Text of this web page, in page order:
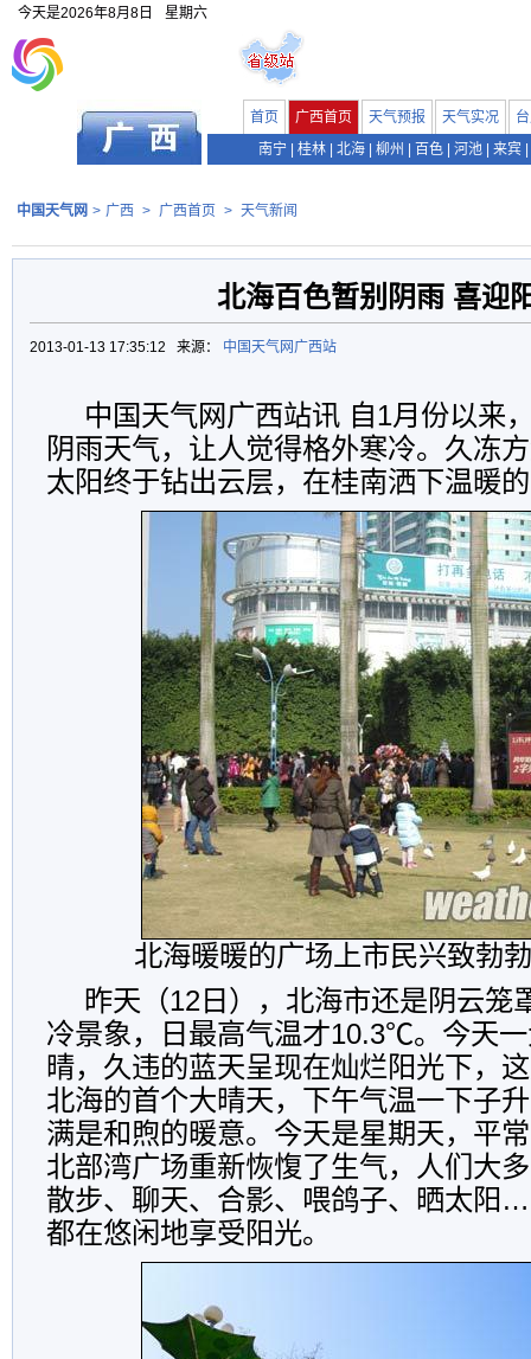
今天是2026年8月8日 星期六
首页 广西首页 天气预报 天气实况
南宁
桂林 北海 柳州 百色 河池 来宾
中国天气网 > 广西 > 广西首页 > 天气新闻
北海百色暂别阴雨 喜迎
2013-01-13 17:35:12 来源： 中国天气网广西站
中国天气网广西站讯 自1月份以来
阴雨天气，让人觉得格外寒冷。久冻
太阳终于钻出云层，在桂南洒下温暖
北海暖暖的广场上市民兴致勃
昨天（12日），北海市还是阴云笼
冷景象，日最高气温才10.3℃。今天
晴，久违的蓝天呈现在灿烂阳光下，
北海的首个大晴天，下午气温一下子
满是和煦的暖意。今天是星期天，平
北部湾广场重新恢愎了生气，人们大
散步、聊天、合影、喂鸽子、晒太阳
都在悠闲地享受阳光。